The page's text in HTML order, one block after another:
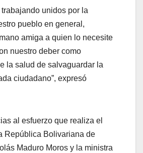
trabajando unidos por la
pueblo en general,
amiga a quien lo necesite
nuestro deber como
la salud de salvaguardar la
ciudadano”, expresó
al esfuerzo que realiza el
República Bolivariana de
Maduro Moros y la ministra